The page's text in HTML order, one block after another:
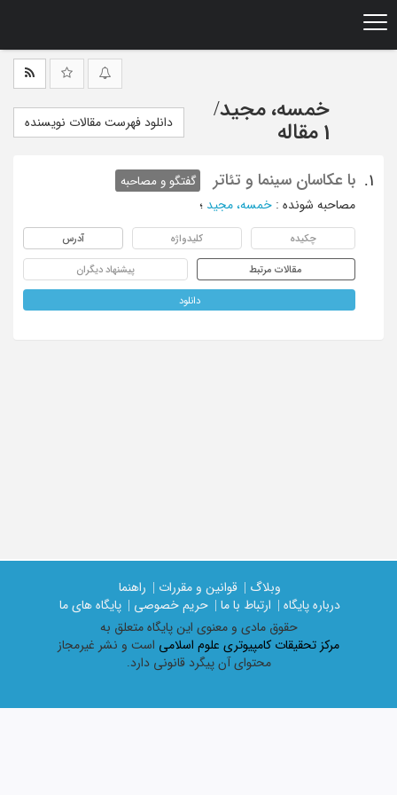
خمسه، مجید/
1 مقاله
دانلود فهرست مقالات نویسنده
1. با عکاسان سینما و تئاتر
گفتگو و مصاحبه
مصاحبه شونده : خمسه، مجید ؛
چکیده کلیدواژه آدرس
مقالات مرتبط پیشنهاد دیگران
دانلود
وبلاگ | قوانین و مقررات |
راهنما
درباره پایگاه |
ارتباط با ما | حریم خصوصی |
پایگاه های ما
حقوق مادی و معنوی اين پايگاه متعلق به
مرکز تحقیقات کامپیوتری علوم اسلامی است و نشر غیرمجاز
محتوای آن پیگرد قانونی دارد.